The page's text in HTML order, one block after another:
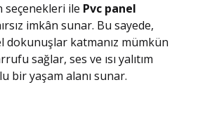
seçenekleri ile Pvc panel
imkân sunar. Bu sayede,
dokunuşlar katmanız mümkün
sağlar, ses ve ısı yalıtım
bir yaşam alanı sunar.